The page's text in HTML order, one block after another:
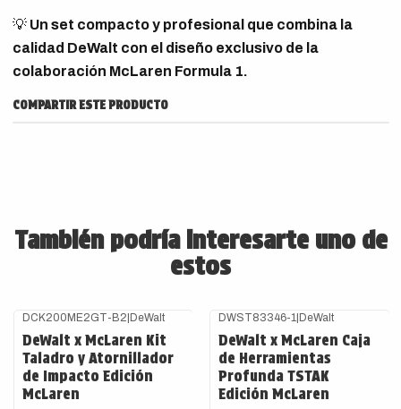
💡 Un set compacto y profesional que combina la
calidad DeWalt con el diseño exclusivo de la
colaboración McLaren Formula 1.
COMPARTIR ESTE PRODUCTO
También podría interesarte uno de
estos
DCK200ME2GT-B2|DeWalt
DeWalt x McLaren Kit
Taladro y Atornillador
de Impacto Edición
McLaren
DWST83346-1 |DeWalt
DeWalt x McLaren Caja
de Herramientas
Profunda TSTAK
Edición McLaren